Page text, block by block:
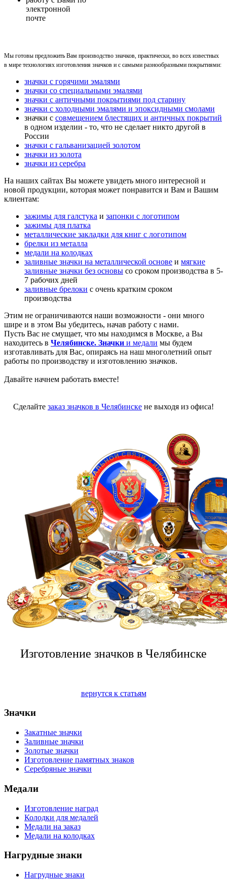
электронной
почте
Мы готовы предложить Вам производство значков, практически, во всех известных
в мире технологиях изготовления значков и с самыми разнообразными покрытиями:
значки с горячими эмалями
значки со специальными эмалями
значки с античными покрытиями под старину
значки с холодными эмалями и эпоксидными смолами
значки с совмещением блестящих и античных покрытий
в одном изделии - то, что не сделает никто другой в
России
значки с гальванизацией золотом
значки из золота
значки из серебра
На наших сайтах Вы можете увидеть много интересной и
новой продукции, которая может понравится и Вам и Вашим
клиентам:
зажимы для галстука и запонки с логотипом
зажимы для платка
металлические закладки для книг с логотипом
брелки из металла
медали на колодках
заливные значки на металлической основе и мягкие
заливные значки без основы со сроком производства в 5-
7 рабочих дней
заливные брелоки с очень кратким сроком
производства
Этим не ограничиваются наши возможности - они много
шире и в этом Вы убедитесь, начав работу с нами.
Пусть Вас не смущает, что мы находимся в Москве, а Вы
находитесь в Челябинске. Значки и медали мы будем
изготавливать для Вас, опираясь на наш многолетний опыт
работы по производству и изготовлению значков.
Давайте начнем работать вместе!
Сделайте заказ значков в Челябинске не выходя из офиса!
Изготовление значков в Челябинске
вернутся к статьям
Значки
Закатные значки
Заливные значки
Золотые значки
Изготовление памятных знаков
Серебряные значки
Медали
Изготовление наград
Колодки для медалей
Медали на заказ
Медали на колодках
Нагрудные знаки
Нагрудные знаки